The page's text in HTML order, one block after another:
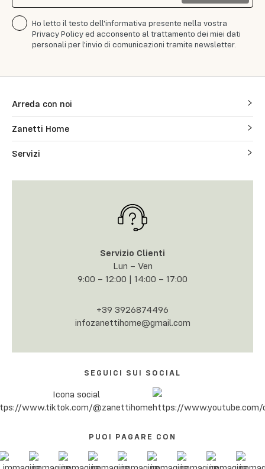
Ho letto il testo dell'informativa presente nella vostra
Privacy Policy ed acconsento al trattamento dei miei dati
personali per l'invio di comunicazioni tramite newsletter.
Arreda con noi
Zanetti Home
Servizi
Servizio Clienti
Lun – Ven
9:00 – 12:00 | 14:00 – 17:00
+39 3926874496
infozanettihome@gmail.com
SEGUICI SUI SOCIAL
PUOI PAGARE CON